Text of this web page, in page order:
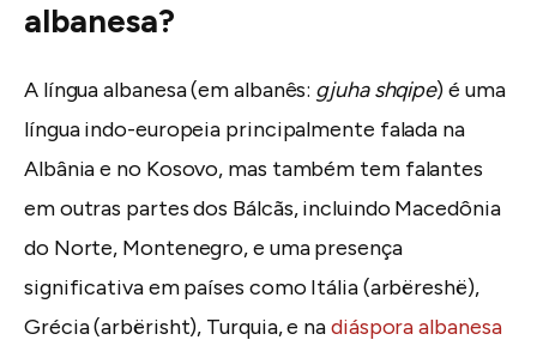
albanesa?
A língua albanesa (em albanês: gjuha shqipe) é uma
língua indo-europeia principalmente falada na
Albânia e no Kosovo, mas também tem falantes
em outras partes dos Bálcãs, incluindo Macedônia
do Norte, Montenegro, e uma presença
significativa em países como Itália (arbëreshë),
Grécia (arbërisht), Turquia, e nadiáspora albanesa